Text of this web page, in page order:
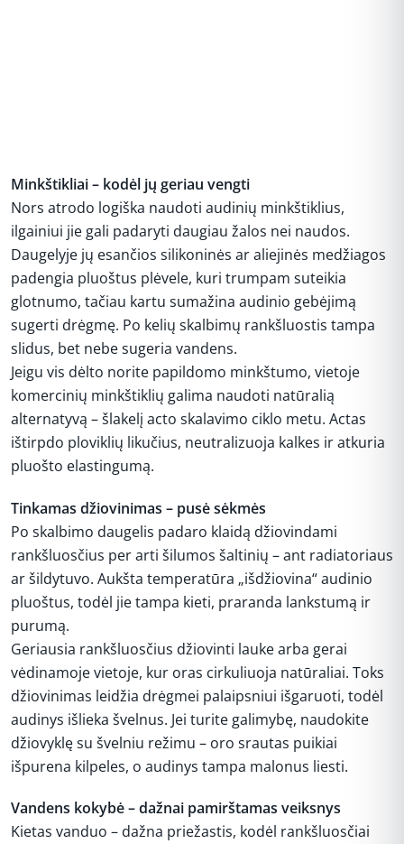
Minkštikliai – kodėl jų geriau vengti
Nors atrodo logiška naudoti audinių minkštiklius,
ilgainiui jie gali padaryti daugiau žalos nei naudos.
Daugelyje jų esančios silikoninės ar aliejinės medžiagos
padengia pluoštus plėvele, kuri trumpam suteikia
glotnumo, tačiau kartu sumažina audinio gebėjimą
sugerti drėgmę. Po kelių skalbimų rankšluostis tampa
slidus, bet nebe sugeria vandens.
Jeigu vis dėlto norite papildomo minkštumo, vietoje
komercinių minkštiklių galima naudoti natūralią
alternatyvą – šlakelį acto skalavimo ciklo metu. Actas
ištirpdo ploviklių likučius, neutralizuoja kalkes ir atkuria
pluošto elastingumą.
Tinkamas džiovinimas – pusė sėkmės
Po skalbimo daugelis padaro klaidą džiovindami
rankšluosčius per arti šilumos šaltinių – ant radiatoriaus
ar šildytuvo. Aukšta temperatūra „išdžiovina“ audinio
pluoštus, todėl jie tampa kieti, praranda lankstumą ir
purumą.
Geriausia rankšluosčius džiovinti lauke arba gerai
vėdinamoje vietoje, kur oras cirkuliuoja natūraliai. Toks
džiovinimas leidžia drėgmei palaipsniui išgaruoti, todėl
audinys išlieka švelnus. Jei turite galimybę, naudokite
džiovyklę su švelniu režimu – oro srautas puikiai
išpurena kilpeles, o audinys tampa malonus liesti.
Vandens kokybė – dažnai pamirštamas veiksnys
Kietas vanduo – dažna priežastis, kodėl rankšluosčiai